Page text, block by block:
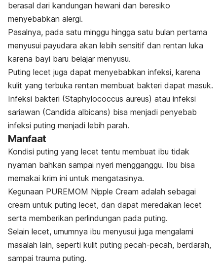
berasal dari kandungan hewani dan beresiko
menyebabkan alergi.
Pasalnya, pada satu minggu hingga satu bulan pertama
menyusui payudara akan lebih sensitif dan rentan luka
karena bayi baru belajar menyusu.
Puting lecet juga dapat menyebabkan infeksi, karena
kulit yang terbuka rentan membuat bakteri dapat masuk.
Infeksi bakteri (Staphylococcus aureus) atau infeksi
sariawan (Candida albicans) bisa menjadi penyebab
infeksi puting menjadi lebih parah.
Manfaat
Kondisi puting yang lecet tentu membuat ibu tidak
nyaman bahkan sampai nyeri mengganggu. Ibu bisa
memakai krim ini untuk mengatasinya.
Kegunaan PUREMOM Nipple Cream adalah sebagai
cream untuk puting lecet, dan dapat meredakan lecet
serta memberikan perlindungan pada puting.
Selain lecet, umumnya ibu menyusui juga mengalami
masalah lain, seperti kulit puting pecah-pecah, berdarah,
sampai trauma puting.